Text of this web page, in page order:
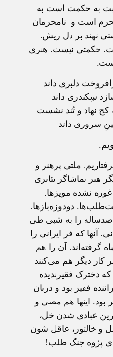
به حکمت است به
است و نامحرمان
نهند بر دل ریش.
حکمتی نیست. هنری
دلبری داند
سِکندری داند
نهاد و تُند نشست
سروری داند
ملتی پرهنر و
هنر تماشاگر تئاتری
غوره نشده مویزها.
دودوزه‌بازها.
صدساله را به شبی طی
آنها که فر ایرانی را
گرفته‌اند. آن را هم
کار دیگر هم می‌کنند
دخترک فقیرندیده
فقیر بود و دربان
بود. اینها هم مصی و
عبادی شدن خل،
و خالتور، عاقل شون
پژوه جنگ طلب!